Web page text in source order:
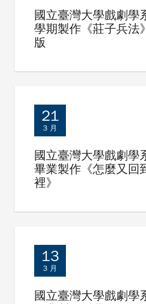
國立臺灣大學戲劇學
學期製作《莊子兵法
版
21
3 月
國立臺灣大學戲劇學
畢業製作《怎麼又回
裡》
13
3 月
國立臺灣大學戲劇學